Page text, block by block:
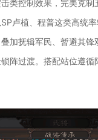
类控制效果，完美克
卢植、程普这类高统
加抚辑军民、暂避其
阵过渡。搭配站位遵